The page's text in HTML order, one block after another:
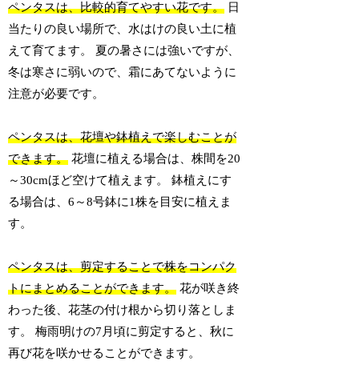
ペンタスは、比較的育てやすい花です。 日
当たりの良い場所で、水はけの良い土に植
えて育てます。 夏の暑さには強いですが、
冬は寒さに弱いので、霜にあてないように
注意が必要です。
ペンタスは、花壇や鉢植えで楽しむことが
できます。 花壇に植える場合は、株間を20
～30cmほど空けて植えます。 鉢植えにす
る場合は、6～8号鉢に1株を目安に植えま
す。
ペンタスは、剪定することで株をコンパク
トにまとめることができます。 花が咲き終
わった後、花茎の付け根から切り落としま
す。 梅雨明けの7月頃に剪定すると、秋に
再び花を咲かせることができます。